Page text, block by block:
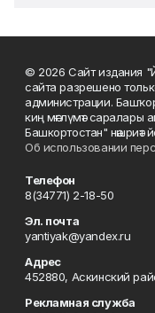
© 2026 Сайт издания
сайта разрешено
администрации.
киң мәғлүмәт саралары
Башкортостан" нәшриәт
Об использовании
Телефон
8(34771) 2-18-50
Эл. почта
yantiyak@yandex.ru
Адрес
452880, Аскинский
Рекламная служба